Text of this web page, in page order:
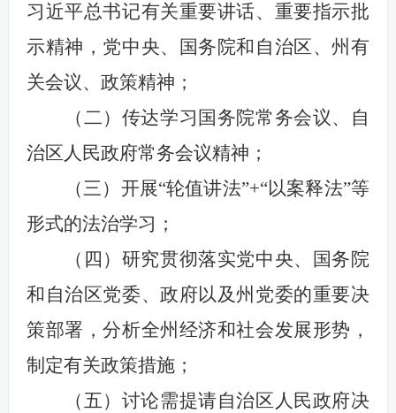
习近平总书记有关重要讲话、重要指示批
示精神，党中央、国务院和自治区、州有
关会议、政策精神；
（二）传达学习国务院常务会议、自
治区人民政府常务会议精神；
（三）开展“轮值讲法”+“以案释法”等
形式的法治学习；
（四）研究贯彻落实党中央、国务院
和自治区党委、政府以及州党委的重要决
策部署，分析全州经济和社会发展形势，
制定有关政策措施；
（五）讨论需提请自治区人民政府决